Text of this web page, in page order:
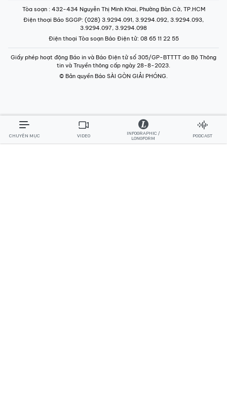
Tòa soạn : 432-434 Nguyễn Thị Minh Khai, Phường Bàn Cờ, TP.HCM
Điện thoại Báo SGGP: (028) 3.9294.091, 3.9294.092, 3.9294.093,
3.9294.097, 3.9294.098
Điện thoại Tòa soạn Báo Điện tử: 08 65 11 22 55
Giấy phép hoạt động Báo in và Báo Điện tử số 305/GP-BTTTT do Bộ Thông
tin và Truyền thông cấp ngày 28-8-2023.
© Bản quyền Báo SÀI GÒN GIẢI PHÓNG.
CHUYÊN MỤC VIDEO
INFOGRAPHIC /
LONGFORM
PODCAST